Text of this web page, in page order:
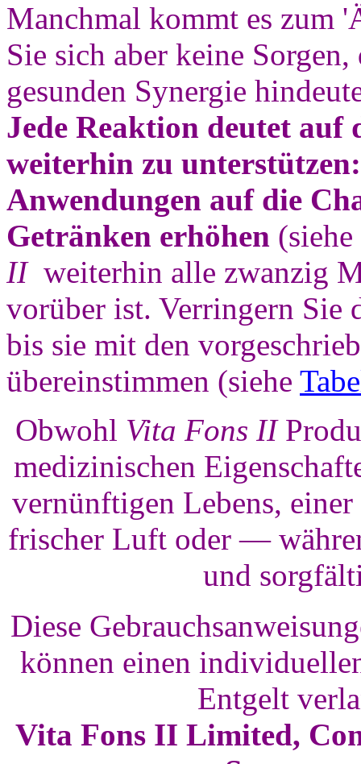
Manchmal kommt es zum
Sie sich aber keine
gesunden Synergie
Jede Reaktion deutet auf
weiterhin zu
Anwendungen auf die
Getränken erhöhen
II weiterhin alle zwanzig
vorüber ist. Verringern Sie
bis sie mit den
übereinstimmen (siehe
Obwohl Vita Fons II
medizinischen
vernünftigen Lebens,
frischer Luft oder —
und
Diese
können einen
Entgelt
Vita Fons II Limited,